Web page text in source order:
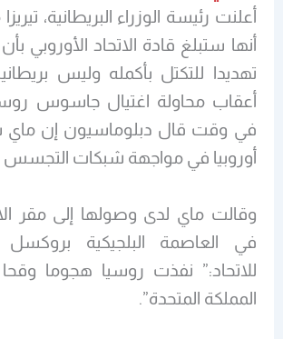
أعلنت رئيسة الوزراء البريطانية،
أنها ستبلغ قادة الاتحاد الأوروبي
تهديدا للتكتل بأكمله وليس
أعقاب محاولة اغتيال جاسوس
في وقت قال دبلوماسيون إن
أوروبيا في مواجهة شبكات التجسس
وقالت ماي لدى وصولها إلى مقر
في العاصمة البلجيكية
للاتحاد:” نفذت روسيا هجوما
المملكة المتحدة”.